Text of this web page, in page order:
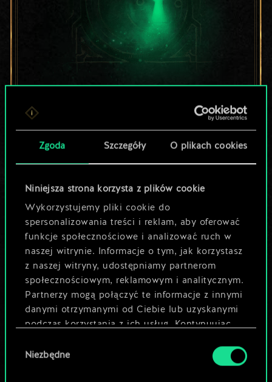
Zgoda Szczegóły O plikach cookies
Niniejsza strona korzysta z plików cookie
Wykorzystujemy pliki cookie do
spersonalizowania treści i reklam, aby oferować
funkcje społecznościowe i analizować ruch w
naszej witrynie. Informacje o tym, jak korzystasz
z naszej witryny, udostępniamy partnerom
społecznościowym, reklamowym i analitycznym.
Partnerzy mogą połączyć te informacje z innymi
danymi otrzymanymi od Ciebie lub uzyskanymi
podczas korzystania z ich usług. Kontynuując
używanie plików cookie.
zgody
Niezbędne
Lubisz grać tą talią?
Pomóż społeczności
odkryć jej
potencjał!
Nazwij talię i opisz swoją strategię
Edytuj talię
LUB